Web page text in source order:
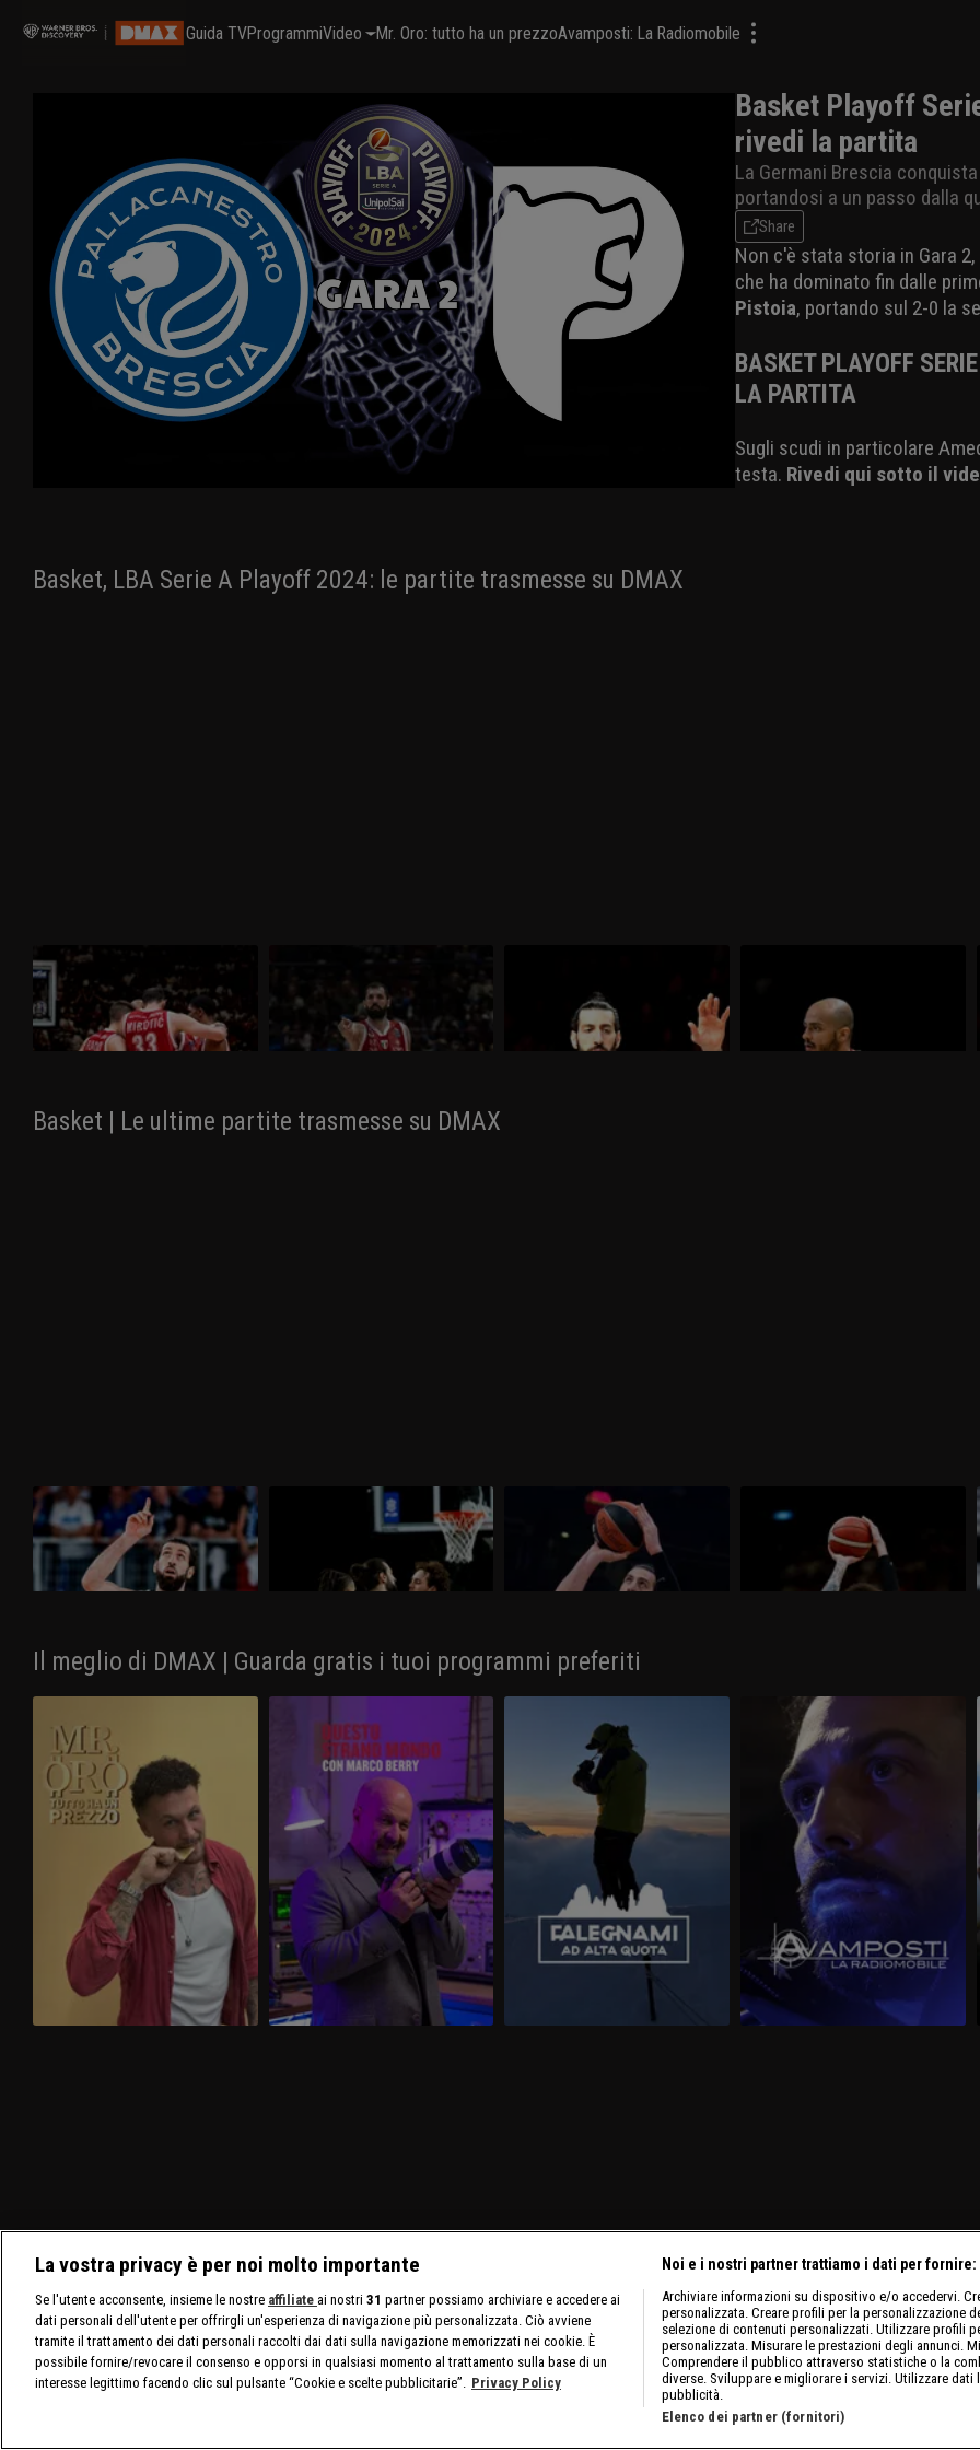
Guida TVProgrammiVideo Mr. Oro: tutto ha un prezzoAvamposti: La Radiomobile
Basket Playoff
rivedi la partita
La Germani Brescia
portandosi a un passo dalla
Share
Non c'è stata storia in Gara
che ha dominato fin dalle
Pistoia, portando sul 2-0 la
BASKET PLAYOFF
LA PARTITA
Sugli scudi in particolare
testa. Rivedi qui sotto il
Basket, LBA Serie A Playoff 2024: le partite trasmesse su DMAX
Olimpia Milano-Virtus Bologna 85-
73
L'EA7 Emporio Armani Milano chiude sul
3-1 la serie scudetto con la Virtus
Segafredo Bologna e si laurea campione
d'Italia per il terzo anno consecutivo.
Olimpia Milano-Virtus Bologna 81-
L'EA7 Emporio Armani Milano fa sua una
combattutissima Gara 3 e s'impone 81-
78, conquistando il punto del 2-1 nella
finale scudetto con la Virtus Segafredo
La Virtus Segafredo Bologna pareggia i
conti nella serie scudetto con l'EA7
Emporio Armani Milano, sconfitta 72-64
alla Segafredo Arena in Gara 2.
L'EA7 Emporio Armani Milano si
aggiudica Gara 1 delle finali scudetto
all'overtime e espugna la Unipol Arena
Basket | Le ultime partite trasmesse su DMAX
Brescia - Virtus Bologna 74-96
Non c'è stata partita in gara-3, vinta
nettamente dalla Virtus Bologna al
PalaLeonessa per 96-74. I felsinei
chiudono sul 3-0 la finale e festeggiano il
Virtus Bologna - Brescia 75-65
Alla Segafredo Arena la Virtus Bologna
si porta sul 2-0 nella serie delle finali-
scudetto regolando la Germani Brescia
per 75-65 in gara-2.
Virtus Bologna - Brescia 90-87
Alla Segafredo Arena la Virtus Bologna
si aggiudica Gara-1 delle finali-scudetto
superando Brescia per 90-87.
68-78
Colpo della Virtus Segafredo Bologna,
che sbanca l'Unipol Forum per 78-68 e
torna in vantaggio 2-1 nella serie con
l'EA7 Emporio Armani Milano.
Il meglio di DMAX | Guarda gratis i tuoi programmi preferiti
La vostra privacy è per noi molto importante
Se l'utente acconsente, insieme le nostre affiliate ai nostri 31 partner possiamo archiviare e accedere ai
dati personali dell'utente per offrirgli un'esperienza di navigazione più personalizzata. Ciò avviene
tramite il trattamento dei dati personali raccolti dai dati sulla navigazione memorizzati nei cookie. È
possibile fornire/revocare il consenso e opporsi in qualsiasi momento al trattamento sulla base di un
interesse legittimo facendo clic sul pulsante “Cookie e scelte pubblicitarie”. Privacy Policy
Noi e i nostri partner trattiamo i dati per fornire:
Archiviare informazioni su dispositivo e/o accedervi.
personalizzata. Creare profili per la personalizzazione
selezione di contenuti personalizzati. Utilizzare profili
personalizzata. Misurare le prestazioni degli annunci.
Comprendere il pubblico attraverso statistiche o la
diverse. Sviluppare e migliorare i servizi. Utilizzare dati
pubblicità.
Elenco dei partner (fornitori)